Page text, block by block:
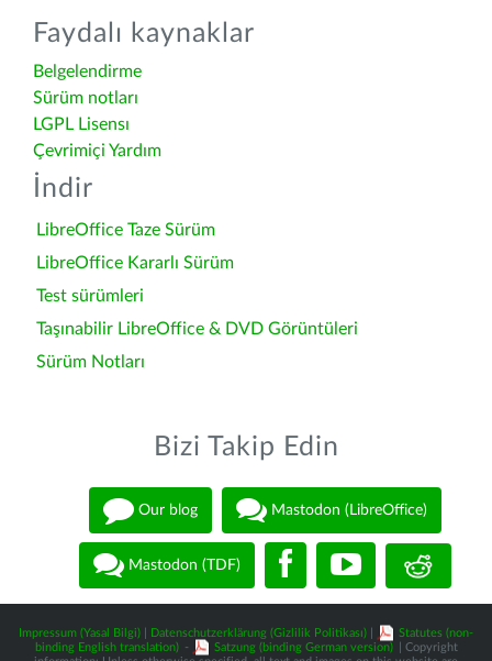
Faydalı kaynaklar
Belgelendirme
Sürüm notları
LGPL Lisensı
Çevrimiçi Yardım
İndir
LibreOffice Taze Sürüm
LibreOffice Kararlı Sürüm
Test sürümleri
Taşınabilir LibreOffice & DVD Görüntüleri
Sürüm Notları
Bizi Takip Edin
Our blog Mastodon (LibreOffice)
Mastodon (TDF)
Impressum (Yasal Bilgi) Datenschutzerklärung (Gizlilik Politikası)
Statutes (non-
binding English translation) - Satzung (binding German version)
| Copyright